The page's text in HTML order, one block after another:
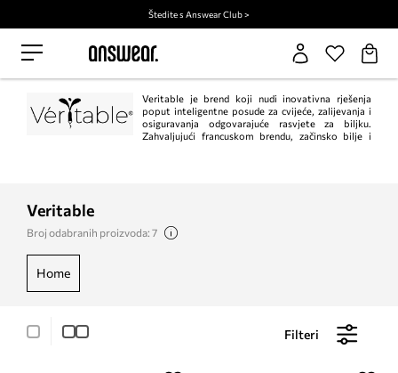
Štedite s Answear Club >
Veritable je brend koji nudi inovativna rješenja
poput inteligentne posude za cvijeće, zalijevanja i
osiguravanja odgovarajuće rasvjete za biljku.
Zahvaljujući francuskom brendu, začinsko bilje i
Veritable
Broj odabranih proizvoda: 7
home
Filteri